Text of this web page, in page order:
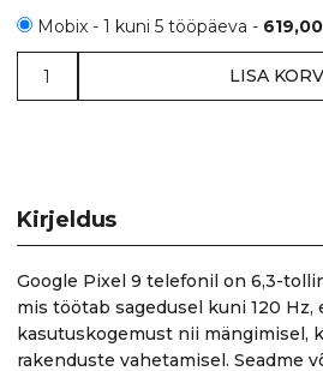
Mobix - 1 kuni 5 tööpäeva - 619,00
LISA
Kirjeldus
Google Pixel 9 telefonil on 6,3-
mis töötab sagedusel kuni 120 Hz,
kasutuskogemust nii mängimisel,
rakenduste vahetamisel. Seadme